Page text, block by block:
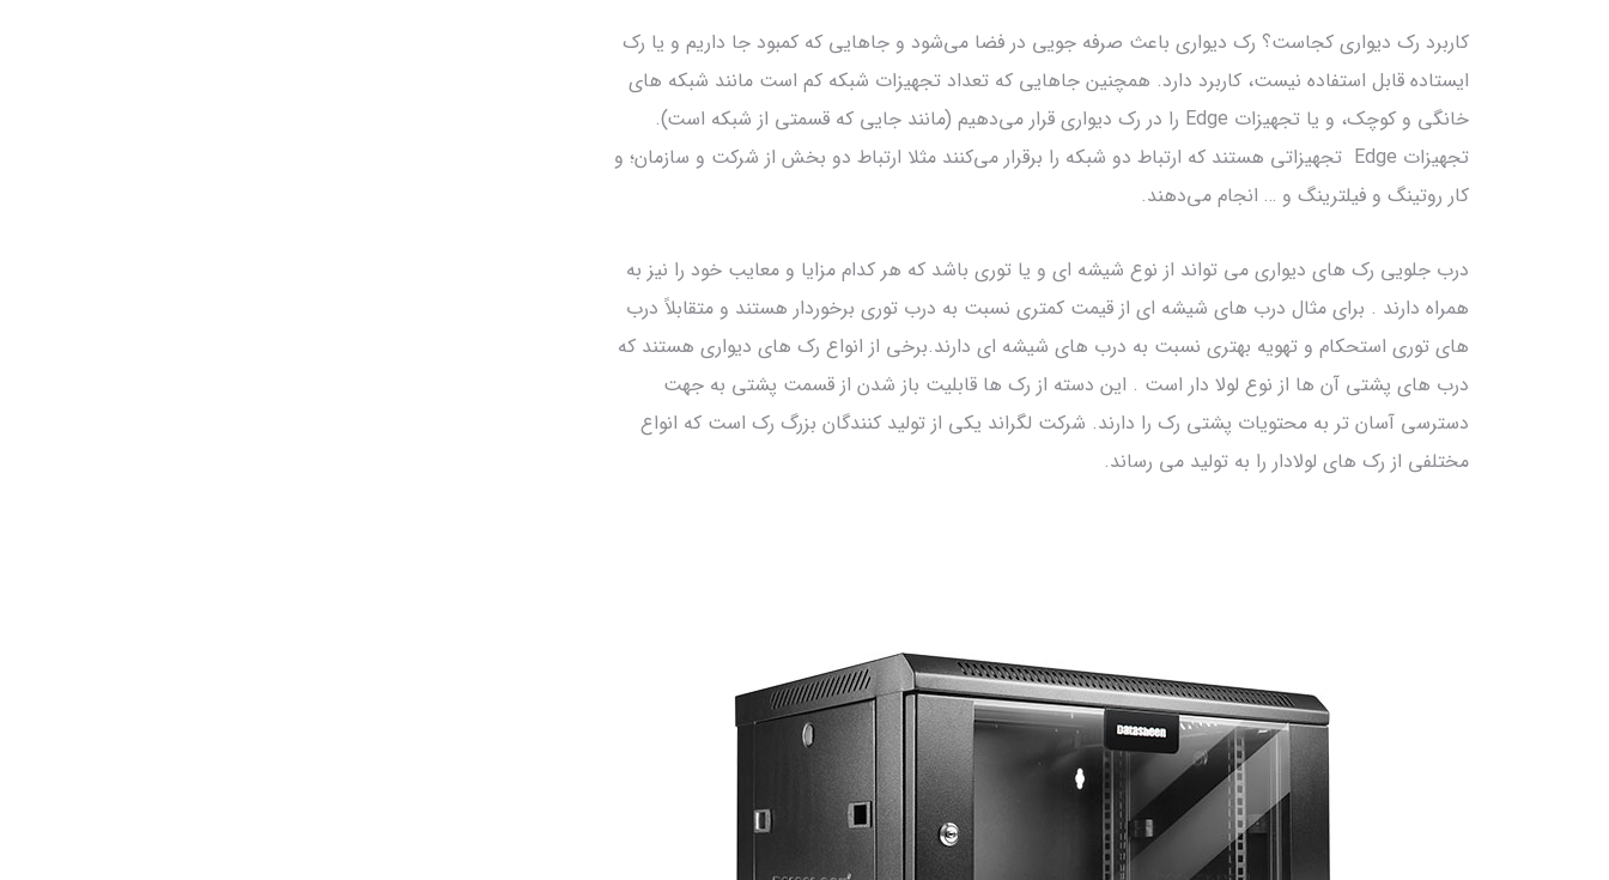
کاربرد رک دیواری کجاست؟ رک دیواری باعث صرفه جویی در فضا می‌شود و جاهایی که کمبود جا داریم و یا رک
ایستاده قابل استفاده نیست، کاربرد دارد. همچنین جاهایی که تعداد تجهیزات شبکه کم است مانند شبکه های
خانگی و کوچک، و یا تجهیزات Edge را در رک دیواری قرار می‌دهیم (مانند جایی که قسمتی از شبکه است).
تجهیزات Edge تجهیزاتی هستند که ارتباط دو شبکه را برقرار می‌کنند مثلا ارتباط دو بخش از شرکت و سازمان؛ و
کار روتینگ و فیلترینگ و … انجام می‌‌دهند.
درب جلویی رک های دیواری می تواند از نوع شیشه ای و یا توری باشد که هر کدام مزایا و معایب خود را نیز به
همراه دارند . برای مثال درب های شیشه ای از قیمت کمتری نسبت به درب توری برخوردار هستند و متقابلاً درب
های توری استحکام و تهویه بهتری نسبت به درب های شیشه ای دارند.برخی از انواع رک های دیواری هستند که
درب های پشتی آن ها از نوع لولا دار است . این دسته از رک ها قابلیت باز شدن از قسمت پشتی به جهت
دسترسی آسان تر به محتویات پشتی رک را دارند. شرکت لگراند یکی از تولید کنندگان بزرگ رک است که انواع
مختلفی از رک های لولادار را به تولید می رساند.